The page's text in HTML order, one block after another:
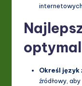
Określ język
źródłowy,